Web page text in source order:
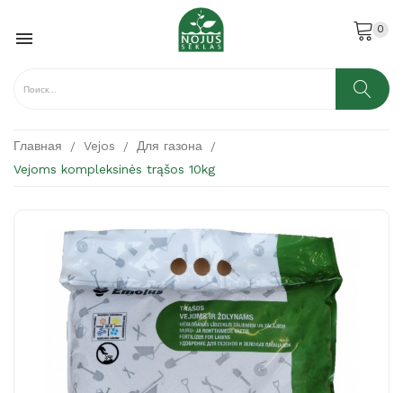
 0
Главная Vejos
Для газона
Vejoms kompleksinės trąšos 10kg